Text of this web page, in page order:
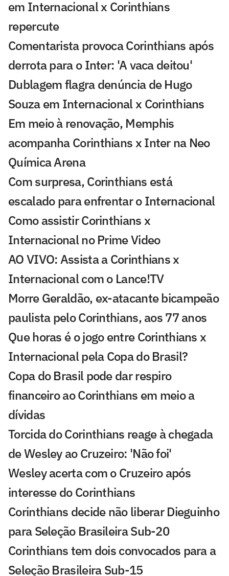
em Internacional x Corinthians
repercute
Comentarista provoca Corinthians após
derrota para o Inter: 'A vaca deitou'
Dublagem flagra denúncia de Hugo
Souza em Internacional x Corinthians
Em meio à renovação, Memphis
acompanha Corinthians x Inter na Neo
Química Arena
Com surpresa, Corinthians está
escalado para enfrentar o Internacional
Como assistir Corinthians x
Internacional no Prime Video
AO VIVO: Assista a Corinthians x
Internacional com o Lance!TV
Morre Geraldão, ex-atacante bicampeão
paulista pelo Corinthians, aos 77 anos
Que horas é o jogo entre Corinthians x
Internacional pela Copa do Brasil?
Copa do Brasil pode dar respiro
financeiro ao Corinthians em meio a
dívidas
Torcida do Corinthians reage à chegada
de Wesley ao Cruzeiro: 'Não foi'
Wesley acerta com o Cruzeiro após
interesse do Corinthians
Corinthians decide não liberar Dieguinho
para Seleção Brasileira Sub-20
Corinthians tem dois convocados para a
Seleção Brasileira Sub-15